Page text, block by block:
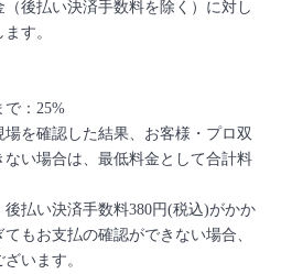
後払い決済手数料を除く）に対し
す。
で：25%
を確認した結果、お客様・プロ双
い場合は、最低料金として合計料
払い決済手数料380円(税込)がかか
もお支払の確認ができない場合、
います。